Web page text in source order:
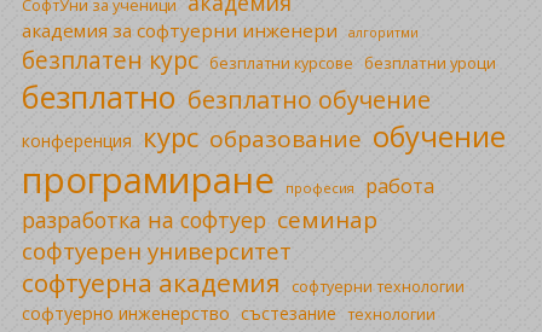
СофтУни за ученици
академия за софтуерни инженери алгоритми
безплатен курс безплатни курсове безплатни уроци
безплатно безплатно обучение
конференция курс образование обучение
програмиране професия работа
разработка на софтуер семинар
софтуерен университет
софтуерна академия софтуерни технологии
софтуерно инженерство състезание технологии